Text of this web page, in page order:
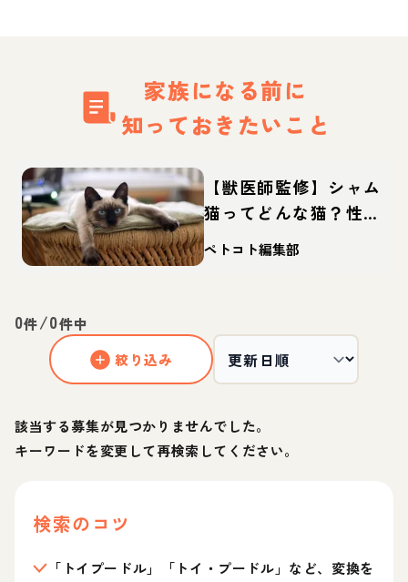
家族になる前に
知っておきたいこと
【獣医師監修】シャム
猫ってどんな猫？性
格・体重・寿命の特
徴・迎え方
ペトコト編集部
0件/0件中
絞り込み
該当する募集が見つかりませんでした。
キーワードを変更して再検索してください。
検索のコツ
「トイプードル」「トイ・プードル」など、変換を